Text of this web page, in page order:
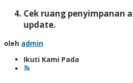
Cek ruang penyimpanan
update.
oleh admin
Ikuti Kami Pada